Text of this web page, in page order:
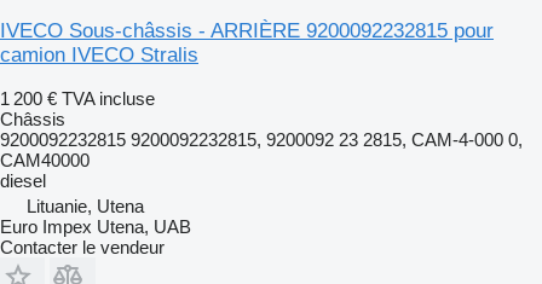
IVECO Sous-châssis - ARRIÈRE 9200092232815 pour
camion IVECO Stralis
1 200 € TVA incluse
Châssis
9200092232815 9200092232815, 9200092 23 2815, CAM-4-000 0,
CAM40000
diesel
Lituanie, Utena
Euro Impex Utena, UAB
Contacter le vendeur